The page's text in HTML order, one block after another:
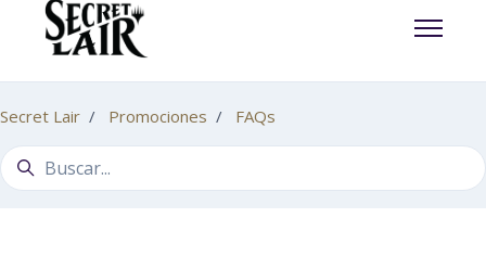
Abrir/
Secret Lair Promociones FAQs
Búsqueda